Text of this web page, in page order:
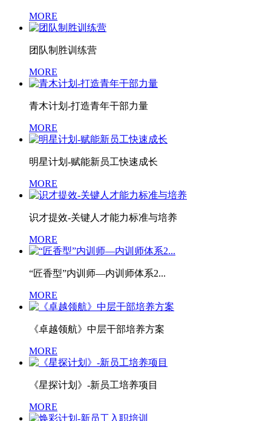
MORE
团队制胜训练营
MORE
青木计划-打造青年干部力量
MORE
明星计划-赋能新员工快速成长
MORE
识才提效-关键人才能力标准与培养
MORE
“匠香型”内训师—内训师体系2...
MORE
《卓越领航》中层干部培养方案
MORE
《星探计划》-新员工培养项目
MORE